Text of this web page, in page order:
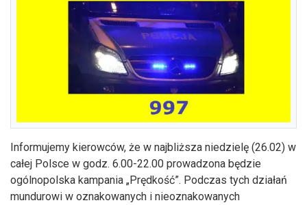
Informujemy kierowców, że w najbliższa niedzielę (26.02) w
całej Polsce w godz. 6.00-22.00 prowadzona będzie
ogólnopolska kampania „Prędkość”. Podczas tych działań
mundurowi w oznakowanych i nieoznakowanych